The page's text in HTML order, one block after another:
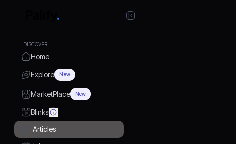
DISCOVER
Home
Explore New
MarketPlace New
Blinks
Articles